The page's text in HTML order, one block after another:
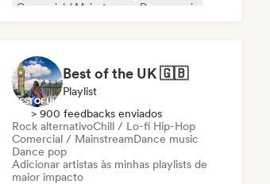
Comercial / Mainstream
Dance music
Best of the UK 🇬🇧
Playlist
> 900 feedbacks enviados
Rock alternativoChill / Lo-fi Hip-Hop
Comercial / MainstreamDance music
Dance pop
Adicionar artistas às minhas playlists de
maior impacto